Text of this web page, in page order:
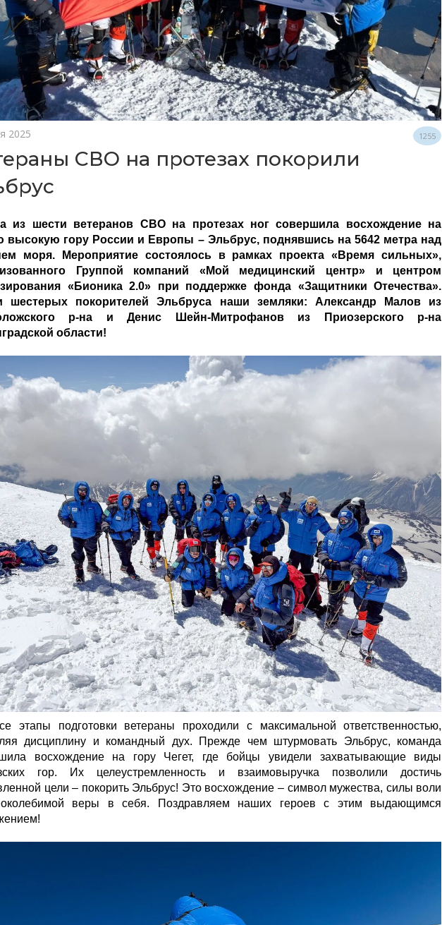
2025 1255
СВО на протезах покорили
из шести ветеранов СВО на протезах ног совершила восхождение на
высокую гору России и Европы – Эльбрус, поднявшись на 5642 метра над
моря. Мероприятие состоялось в рамках проекта «Время сильных»,
Группой компаний «Мой медицинский центр» и центром
«Бионика 2.0» при поддержке фонда «Защитники Отечества».
шестерых покорителей Эльбруса наши земляки: Александр Малов из
р-на и Денис Шейн-Митрофанов из Приозерского р-на
области!
этапы подготовки ветераны проходили с максимальной ответственностью,
дисциплину и командный дух. Прежде чем штурмовать Эльбрус, команда
восхождение на гору Чегет, где бойцы увидели захватывающие виды
гор. Их целеустремленность и взаимовыручка позволили достичь
цели – покорить Эльбрус! Это восхождение – символ мужества, силы воли
веры в себя. Поздравляем наших героев с этим выдающимся